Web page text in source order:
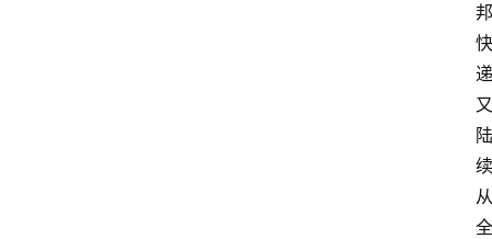
邦
快
递
又
陆
续
从
全